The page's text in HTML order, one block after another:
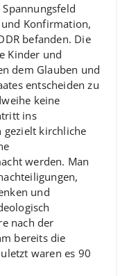
Konfirmation,
befanden. Die
Kinder und
dem Glauben und
entscheiden zu
keine
ins
gezielt kirchliche
werden. Man
und
nach der
bereits die
waren es 90